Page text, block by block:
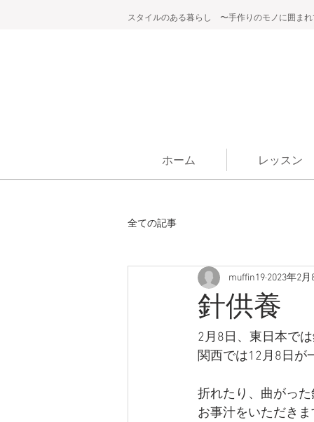
スタイルのある暮らし 〜手作りのモノに囲ま
ホーム レッスン
全ての記事
針供養
muffin19 2023年2月
2月8日、東日本で
関西では12月8日が
折れたり、曲がっ
お事汁をいただき